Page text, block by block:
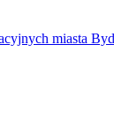
miasta